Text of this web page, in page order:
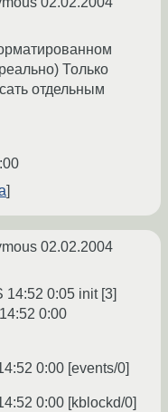
Только
отдельным
02.02.2004
14:52 0:05 init [3]
0:00
0:00 [events/0]
0:00 [kblockd/0]